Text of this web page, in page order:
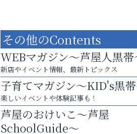
梅雨でカビが繁殖する前に！
エアコン掃除は“今”が最適
アクイール芦屋店
その他のContents
WEBマガジン～芦屋人黒帯
新店やイベント情報、最新トピックス
子育てマガジン～KID's黒
楽しいイベントや体験記事も！
芦屋のおけいこ～芦屋
SchoolGuide～